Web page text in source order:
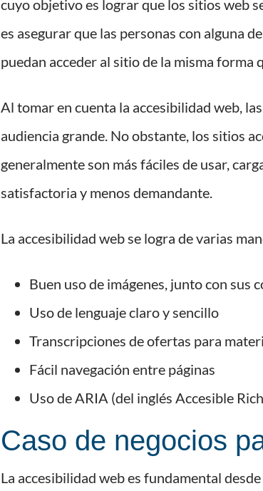
cuyo objetivo es lograr que los sitios web
es asegurar que las personas con alguna
puedan acceder al sitio de la misma
Al tomar en cuenta la accesibilidad web,
audiencia grande. No obstante, los sitios
generalmente son más fáciles de usar,
satisfactoria y menos demandante.
La accesibilidad web se logra de varias
Buen uso de imágenes, junto con
Uso de lenguaje claro y sencillo
Transcripciones de ofertas para
Fácil navegación entre páginas
Uso de ARIA (del inglés Accesible
Caso de negocios
La accesibilidad web es fundamental